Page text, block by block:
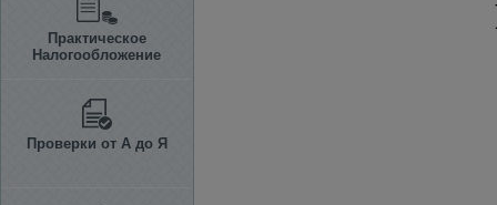
Практическое
Налогообложение
Проверки от А до Я